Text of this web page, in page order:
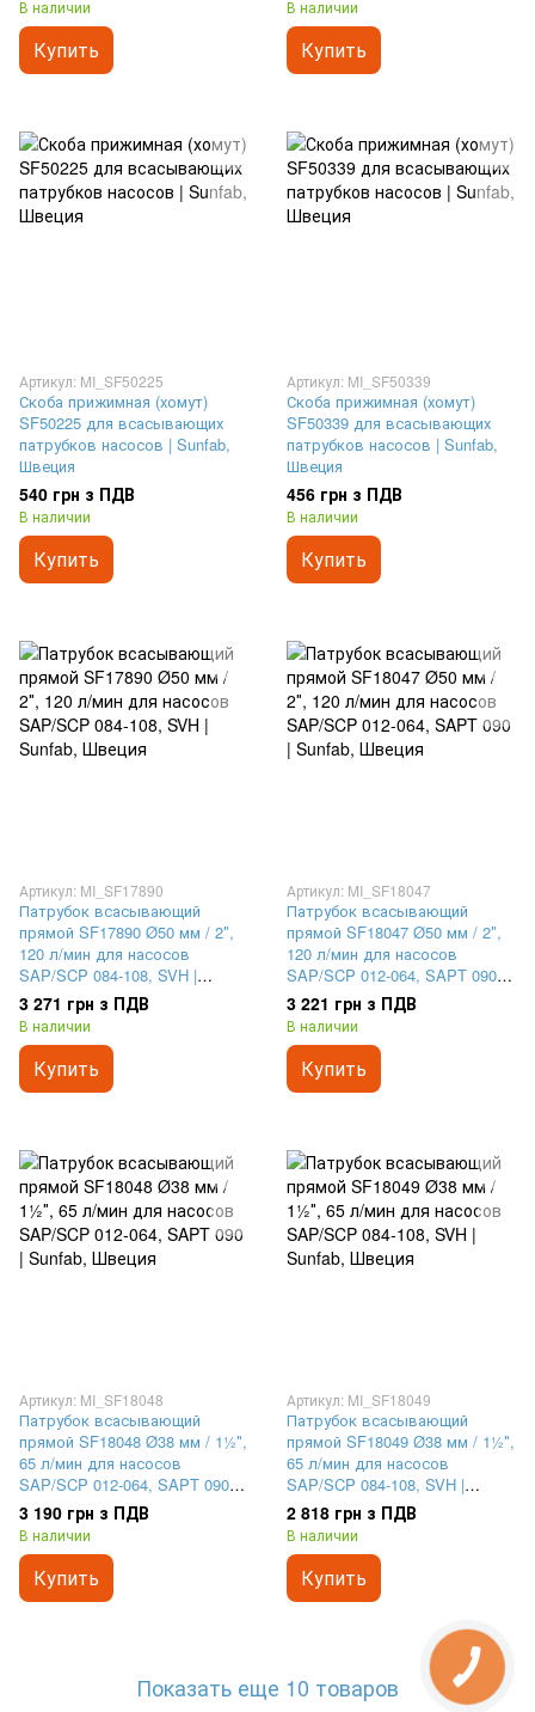
В наличии
Купить
В наличии
Купить
Артикул: MI_SF50225
Скоба прижимная (хомут)
SF50225 для всасывающих
патрубков насосов | Sunfab,
Швеция
540 грн з ПДВ
В наличии
Купить
Артикул: MI_SF50339
Скоба прижимная (хомут)
SF50339 для всасывающих
патрубков насосов | Sunfab,
Швеция
456 грн з ПДВ
В наличии
Купить
Артикул: MI_SF17890
Патрубок всасывающий
прямой SF17890 Ø50 мм / 2″,
120 л/мин для насосов
SAP/SCP 084-108, SVH |
Sunfab, Швеция
3 271 грн з ПДВ
В наличии
Купить
Артикул: MI_SF18047
Патрубок всасывающий
прямой SF18047 Ø50 мм / 2″,
120 л/мин для насосов
SAP/SCP 012-064, SAPT 090 |
Sunfab, Швеция
3 221 грн з ПДВ
В наличии
Купить
Артикул: MI_SF18048
Патрубок всасывающий
прямой SF18048 Ø38 мм / 1½″,
65 л/мин для насосов
SAP/SCP 012-064, SAPT 090 |
Sunfab, Швеция
3 190 грн з ПДВ
В наличии
Купить
Артикул: MI_SF18049
Патрубок всасывающий
прямой SF18049 Ø38 мм / 1½″,
65 л/мин для насосов
SAP/SCP 084-108, SVH |
Sunfab, Швеция
2 818 грн з ПДВ
В наличии
Купить
Показать еще 10 товаров